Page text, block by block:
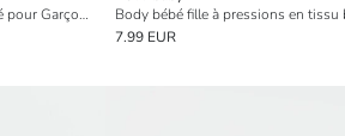
Ensemble Pyjama Court Rayé pour Garçons Bébé
7.99 EUR